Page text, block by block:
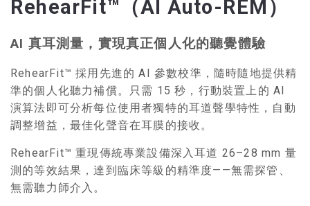
RehearFit™（AI Auto-REM）
AI 真耳測量，實現真正個人化的聽覺體驗
RehearFit™ 採用先進的 AI 參數校準，隨時隨地提供精
準的個人化聽力補償。只需 15 秒，行動裝置上的 AI
演算法即可分析每位使用者獨特的耳道聲學特性，自動
調整增益，最佳化聲音在耳膜的接收。
RehearFit™ 重現傳統專業設備深入耳道 26–28 mm 量
測的等效結果，達到臨床等級的精準度——無需探管、
無需聽力師介入。